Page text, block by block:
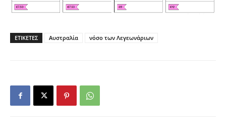
ΕΤΙΚΕΤΕΣ Αυστραλία νόσο των Λεγεωνάριων